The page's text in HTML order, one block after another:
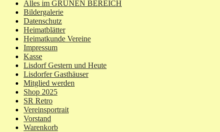
Alles im GRÜNEN BEREICH
Bildergalerie
Datenschutz
Heimatblätter
Heimatkunde Vereine
Impressum
Kasse
Lisdorf Gestern und Heute
Lisdorfer Gasthäuser
Mitglied werden
Shop 2025
SR Retro
Vereinsportrait
Vorstand
Warenkorb